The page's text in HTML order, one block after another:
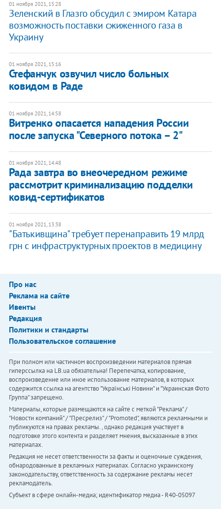
01 ноября 2021, 15:28
Зеленский в Глазго обсудил с эмиром Катара
возможность поставки сжиженного газа в
Украину
01 ноября 2021, 15:16
Стефанчук озвучил число больных
ковидом в Раде
01 ноября 2021, 14:58
Витренко опасается нападения России
после запуска "Северного потока – 2"
01 ноября 2021, 14:48
Рада завтра во внеочередном режиме
рассмотрит криминализацию подделки
ковид-сертификатов
01 ноября 2021, 13:38
"Батькивщина" требует перенаправить 19 млрд
грн с инфраструктурных проектов в медицину
Про нас
Реклама на сайте
Ивенты
Редакция
Политики и стандарты
Пользовательское соглашение
При полном или частичном воспроизведении материалов прямая
гиперссылка на LB.ua обязательна! Перепечатка, копирование,
воспроизведение или иное использование материалов, в которых
содержится ссылка на агентство "Українськi Новини" и "Украинская Фото
Группа" запрещено.
Материалы, которые размещаются на сайте с меткой "Реклама" /
"Новости компаний" / "Пресрелиз" / "Promoted", являются рекламными и
публикуются на правах рекламы. , однако редакция участвует в
подготовке этого контента и разделяет мнения, высказанные в этих
материалах.
Редакция не несет ответственности за факты и оценочные суждения,
обнародованные в рекламных материалах. Согласно украинскому
законодательству, ответственность за содержание рекламы несет
рекламодатель.
Субъект в сфере онлайн-медиа; идентификатор медиа - R40-05097